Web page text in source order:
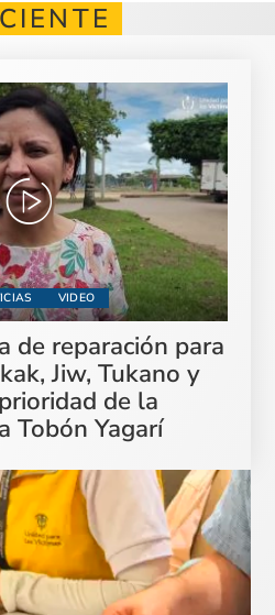
VIDEO
de reparación para
Jiw, Tukano y
de la
Tobón Yagarí